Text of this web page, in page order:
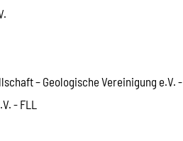
– Geologische Vereinigung e.V. -
- FLL